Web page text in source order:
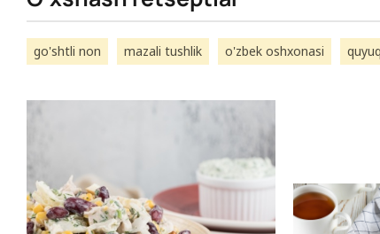
go'shtli non mazali tushlik o'zbek oshxonasi